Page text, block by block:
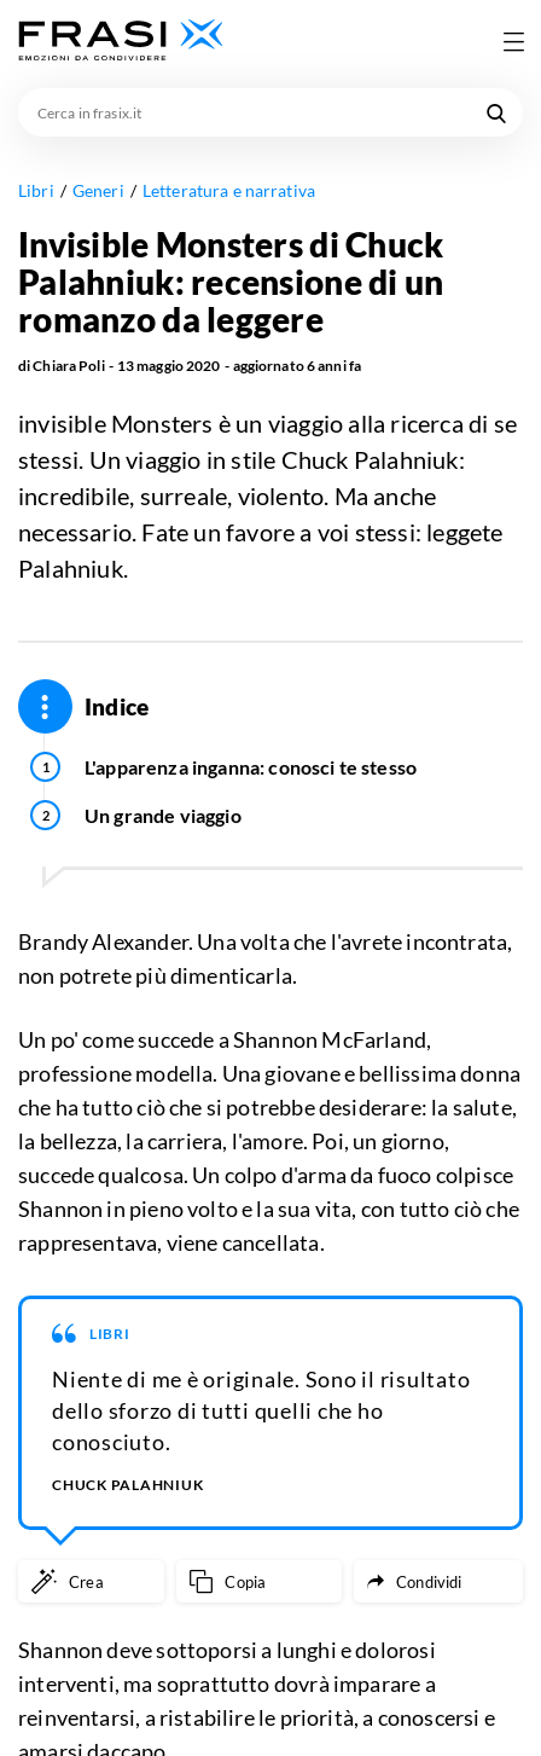
Libri Generi Letteratura e narrativa
Invisible Monsters di Chuck
Palahniuk: recensione di un
romanzo da leggere
diChiara Poli 13 maggio 2020 aggiornato6 anni fa
invisible Monsters è un viaggio alla ricerca di se
stessi. Un viaggio in stile Chuck Palahniuk:
incredibile, surreale, violento. Ma anche
necessario. Fate un favore a voi stessi: leggete
Palahniuk.
Indice
L'apparenza inganna: conosci te stesso
Un grande viaggio
Brandy Alexander. Una volta che l'avrete incontrata,
non potrete più dimenticarla.
Un po' come succede a Shannon McFarland,
professione modella. Una giovane e bellissima donna
che ha tutto ciò che si potrebbe desiderare: la salute,
la bellezza, la carriera, l'amore. Poi, un giorno,
succede qualcosa. Un colpo d'arma da fuoco colpisce
Shannon in pieno volto e la sua vita, con tutto ciò che
rappresentava, viene cancellata.
LIBRI
Niente di me è originale. Sono il risultato
dello sforzo di tutti quelli che ho
conosciuto.
CHUCK PALAHNIUK
Crea Copia Condividi
Shannon deve sottoporsi a lunghi e dolorosi
interventi, ma soprattutto dovrà imparare a
reinventarsi, a ristabilire le priorità, a conoscersi e